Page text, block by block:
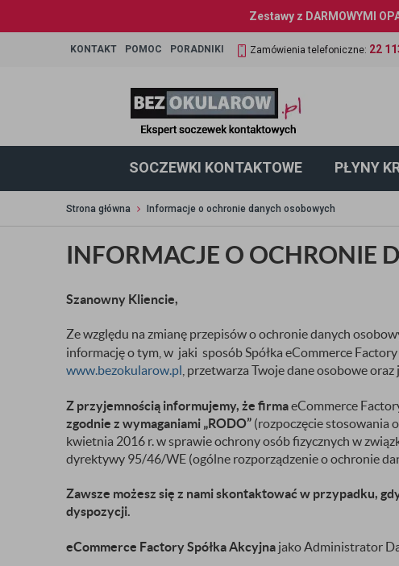
Zestawy z DARMOWYMI
KONTAKT POMOC PORADNIKI Zamówienia telefoniczne: 22
SOCZEWKI KONTAKTOWE PŁYNY
Strona główna Informacje o ochronie danych osobowych
INFORMACJE O OCHRONIE
Szanowny Kliencie,
Ze względu na zmianę przepisów o ochronie danych
informację o tym, w jaki sposób Spółka eCommerce Factory
www.bezokularow.pl , przetwarza Twoje dane osobowe
Z przyjemnością informujemy, że firmaeCommerce
zgodnie z wymaganiami „RODO” (rozpoczęcie stosowania
kwietnia 2016 r. w sprawie ochrony osób fizycznych w
dyrektywy 95/46/WE (ogólne rozporządzenie o ochronie
Zawsze możesz się z nami skontaktować w przypadku,
dyspozycji.
eCommerce Factory Spółka Akcyjna jako Administrator